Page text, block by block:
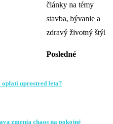
články na témy
stavba, bývanie a
zdravý životný štýl
Posledné
oplatí uprostred leta?
zmenia chaos na pokojné